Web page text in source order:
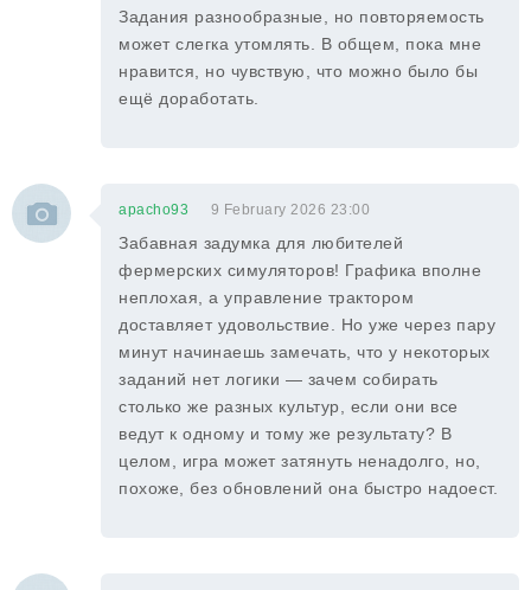
Задания разнообразные, но повторяемость
может слегка утомлять. В общем, пока мне
нравится, но чувствую, что можно было бы
ещё доработать.
apacho93 9 February 2026 23:00
Забавная задумка для любителей
фермерских симуляторов! Графика вполне
неплохая, а управление трактором
доставляет удовольствие. Но уже через пару
минут начинаешь замечать, что у некоторых
заданий нет логики — зачем собирать
столько же разных культур, если они все
ведут к одному и тому же результату? В
целом, игра может затянуть ненадолго, но,
похоже, без обновлений она быстро надоест.